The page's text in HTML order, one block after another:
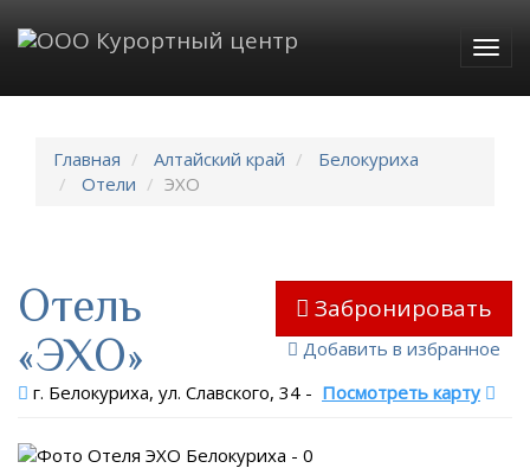
Главная Алтайский край
Белокуриха
Отели
ЭХО
Забронировать
Добавить в избранное
Отель
«ЭХО»
г. Белокуриха, ул. Славского, 34 - Посмотреть карту